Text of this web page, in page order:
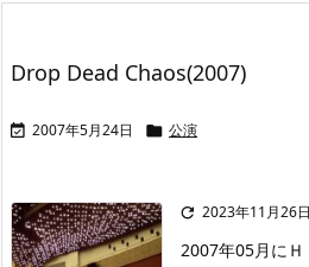
Drop Dead Chaos(2007)
 2007年5月24日  公演
 2023年11月26日
2007年05月に